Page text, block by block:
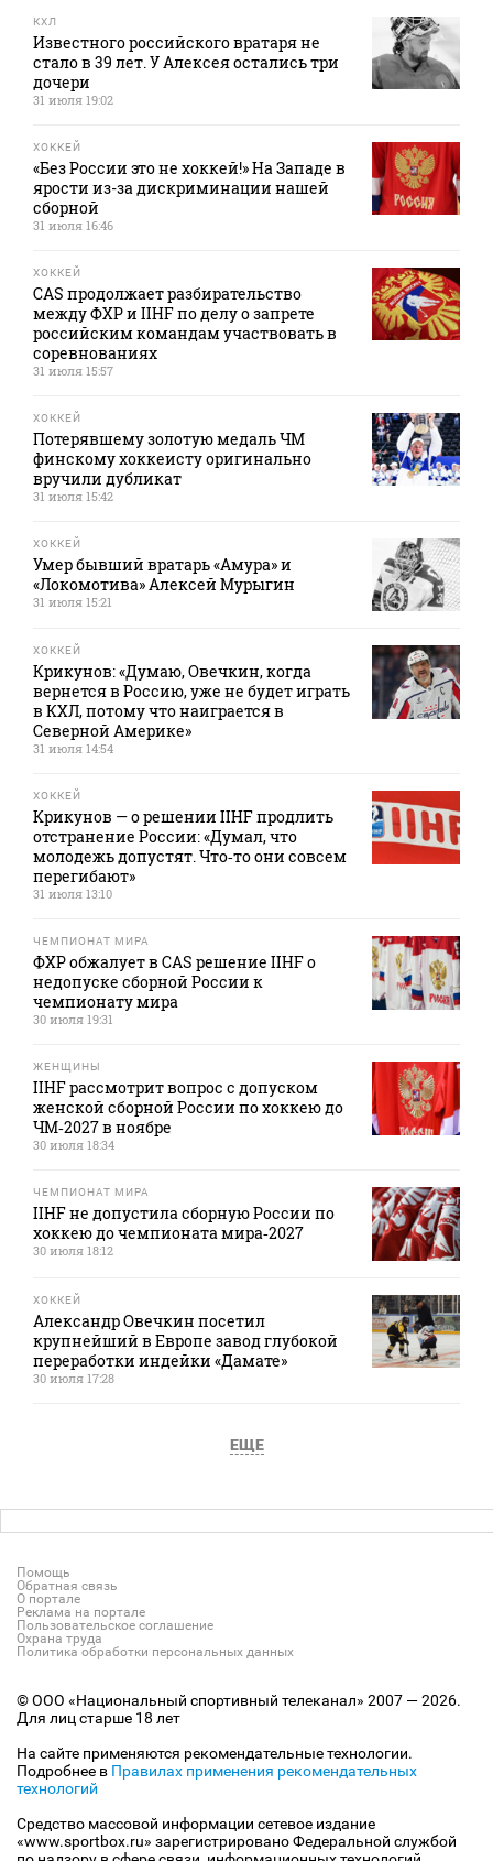
КХЛ
Известного российского вратаря не
стало в 39 лет. У Алексея остались три
дочери
31 июля 19:02
ХОККЕЙ
«Без России это не хоккей!» На Западе в
ярости из-за дискриминации нашей
сборной
31 июля 16:46
ХОККЕЙ
CAS продолжает разбирательство
между ФХР и IIHF по делу о запрете
российским командам участвовать в
соревнованиях
31 июля 15:57
ХОККЕЙ
Потерявшему золотую медаль ЧМ
финскому хоккеисту оригинально
вручили дубликат
31 июля 15:42
ХОККЕЙ
Умер бывший вратарь «Амура» и
«Локомотива» Алексей Мурыгин
31 июля 15:21
ХОККЕЙ
Крикунов: «Думаю, Овечкин, когда
вернется в Россию, уже не будет играть
в КХЛ, потому что наиграется в
Северной Америке»
31 июля 14:54
ХОККЕЙ
Крикунов — о решении IIHF продлить
отстранение России: «Думал, что
молодежь допустят. Что‑то они совсем
перегибают»
31 июля 13:10
ЧЕМПИОНАТ МИРА
ФХР обжалует в CAS решение IIHF о
недопуске сборной России к
чемпионату мира
30 июля 19:31
ЖЕНЩИНЫ
IIHF рассмотрит вопрос с допуском
женской сборной России по хоккею до
ЧМ‑2027 в ноябре
30 июля 18:34
ЧЕМПИОНАТ МИРА
IIHF не допустила сборную России по
хоккею до чемпионата мира‑2027
30 июля 18:12
ХОККЕЙ
Александр Овечкин посетил
крупнейший в Европе завод глубокой
переработки индейки «Дамате»
30 июля 17:28
ЕЩЕ
Помощь
Обратная связь
О портале
Реклама на портале
Пользовательское соглашение
Охрана труда
Политика обработки персональных данных
© ООО «Национальный спортивный телеканал» 2007 — 2026.
Для лиц старше 18 лет
На сайте применяются рекомендательные технологии.
Подробнее в Правилах применения рекомендательных
технологий
Средство массовой информации сетевое издание
«www.sportbox.ru» зарегистрировано Федеральной службой